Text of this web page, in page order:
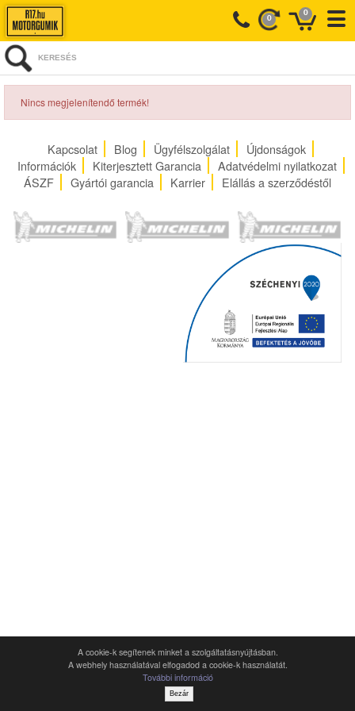
0
0
KERESÉS
Nincs megjelenítendő termék!
Kapcsolat Blog Ügyfélszolgálat
Újdonságok
Információk
Kiterjesztett Garancia
Adatvédelmi nyilatkozat
ÁSZF
Gyártói garancia Karrier Elállás a szerződéstől
A cookie-k segítenek minket a szolgáltatásnyújtásban.
A webhely használatával elfogadod a cookie-k használatát.
További információ
Bezár